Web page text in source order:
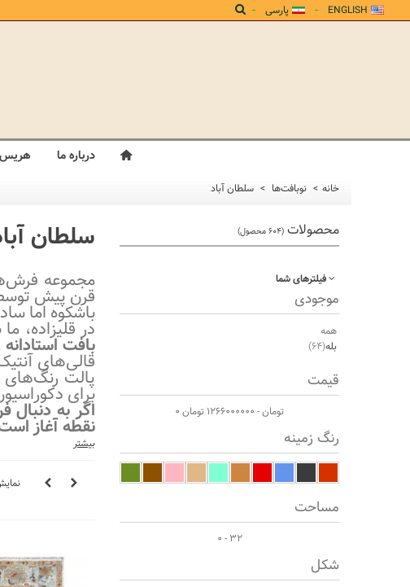
پارسی ENGLISH
درباره ما هریس
خانه > نوبافت‌ها > سلطان آباد
محصولات (604 محصول)
فیلترهای شما
موجودی
همه
بله(64)
قیمت
0 تومان - 1266000000 تومان
رنگ زمینه
مساحت
0 - 32
شکل
سلطان
مجموعه
قرن پیش
باشکوه اما
در قلیزاده،
بافت استادانه
قالی‌های
پالت
برای
اگر به
نقطه آغاز
بیشتر